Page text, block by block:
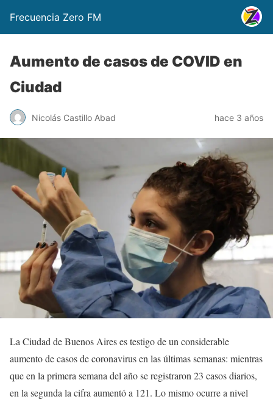
Frecuencia Zero FM
Aumento de casos de COVID en
Ciudad
Nicolás Castillo Abad hace 3 años
La Ciudad de Buenos Aires es testigo de un considerable
aumento de casos de coronavirus en las últimas semanas: mientras
que en la primera semana del año se registraron 23 casos diarios,
en la segunda la cifra aumentó a 121. Lo mismo ocurre a nivel